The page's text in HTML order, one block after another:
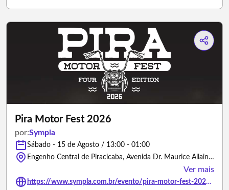
Pira Motor Fest 2026
por:Sympla
Sábado - 15 de Agosto / 13:00 - 01:00
Engenho Central de Piracicaba, Avenida Dr. Maurice Allain - Piracicaba/São Paulo
Ver mais
https://www.sympla.com.br/evento/pira-motor-fest-2026/3390098